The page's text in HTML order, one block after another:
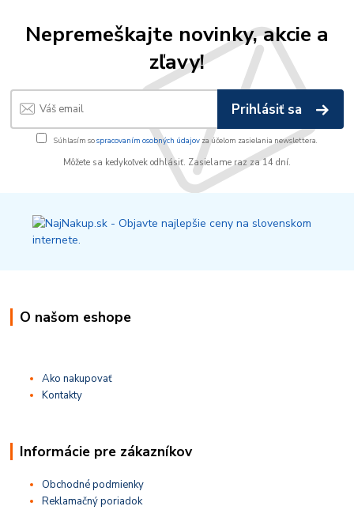
Nepremeškajte novinky, akcie a
zľavy!
Prihlásiť sa
Súhlasím sospracovaním osobných údajov za účelom zasielania newslettera.
Môžete sa kedykoľvek odhlásiť. Zasielame raz za 14 dní.
O našom eshope
Ako nakupovať
Kontakty
Informácie pre zákazníkov
Obchodné podmienky
Reklamačný poriadok